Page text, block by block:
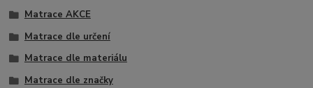
Matrace AKCE
Matrace dle určení
Matrace dle materiálu
Matrace dle značky